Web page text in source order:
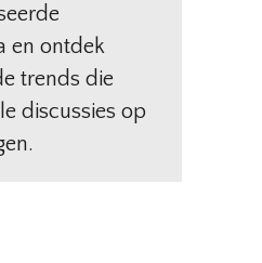
en ontdek
trends die
discussies op